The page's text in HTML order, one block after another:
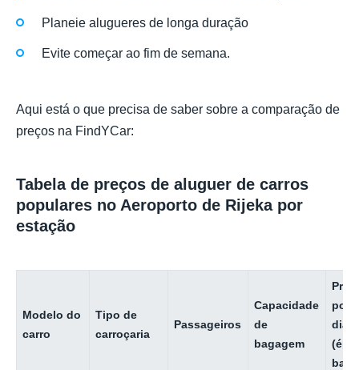
Planeie alugueres de longa duração
Evite começar ao fim de semana.
Aqui está o que precisa de saber sobre a comparação de
preços na FindYCar:
Tabela de preços de aluguer de carros
populares no Aeroporto de Rijeka por
estação
Modelo do
carro
Tipo de
carroçaria
Passageiros
Capacidade
de
bagagem
por
dia